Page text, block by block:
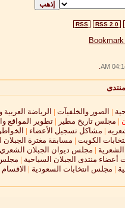
RSS RSS 2.0
04:14
| الصور والخلفيآت | الرياضة العربية
| مجلس تاريخ مطير |تطوير المواقع
| مشاكل تسجيل الأعضاء |
الكويت | مسابقة مغترة الجبلان
| مجلس ديوان الجبلان الشعري
أعضاء منتدى الجبلان السياحية | مجلس
| مجلس انتخابات السعودية |